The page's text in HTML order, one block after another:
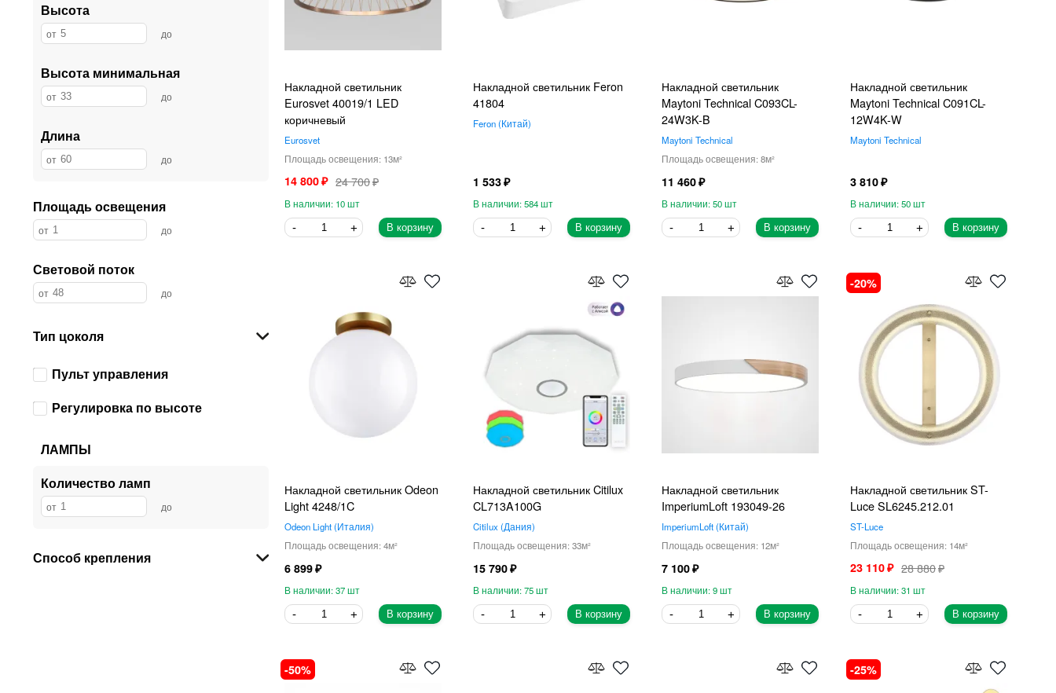
Высота
Высота минимальная
Длина
Площадь освещения
Световой поток
Тип цоколя
Пульт управления
Регулировка по высоте
ЛАМПЫ
Количество ламп
Способ крепления
Накладной светильник
Eurosvet 40019/1 LED
коричневый
Eurosvet
13
14 800 24 700
10
В корзину
Накладной светильник Feron
41804
Feron Китай
1 533
584
В корзину
Накладной светильник
Maytoni Technical C093CL-
24W3K-B
Maytoni Technical
8
11 460
50
В корзину
Накладной светильник
Maytoni Technical C091CL-
12W4K-W
Maytoni Technical
3 810
50
В корзину
Накладной светильник Odeon
Light 4248/1C
Odeon Light Италия
4
6 899
37
В корзину
Накладной светильник Citilux
CL713A100G
Citilux Дания
33
15 790
75
В корзину
Накладной светильник
ImperiumLoft 193049-26
ImperiumLoft Китай
12
7 100
9
В корзину
Накладной светильник ST-
Luce SL6245.212.01
ST-Luce
14
23 110 28 880
31
В корзину
20
50 25